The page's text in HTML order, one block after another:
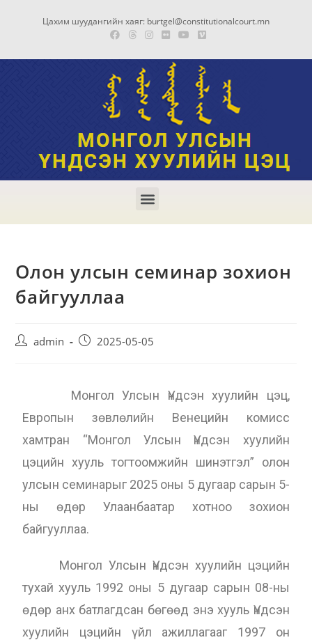
Цахим шуудангийн хаяг: burtgel@constitutionalcourt.mn
Олон улсын семинар зохион
байгууллаа
admin 2025-05-05
Монгол Улсын Үндсэн хуулийн цэц,
Европын зөвлөлийн Венецийн комисс
хамтран “Монгол Улсын Үндсэн хуулийн
цэцийн хууль тогтоомжийн шинэтгэл” олон
улсын семинарыг 2025 оны 5 дугаар сарын 5-
ны өдөр Улаанбаатар хотноо зохион
байгууллаа.
Монгол Улсын Үндсэн хуулийн цэцийн
тухай хууль 1992 оны 5 дугаар сарын 08-ны
өдөр анх батлагдсан бөгөөд энэ хууль Үндсэн
хуулийн цэцийн үйл ажиллагааг 1997 он